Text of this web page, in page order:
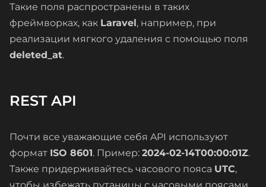
Такие поля распространены в таких
фреймворках, как Laravel, например, при
реализации мягкого удаления с помощью поля
deleted_at.
REST API
Почти все уважающие себя API используют
формат ISO 8601. Пример: 2024-02-14T00:00:01Z.
Также придерживайтесь часового пояса UTC,